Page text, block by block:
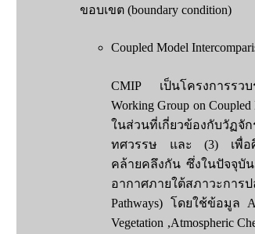
ขอบเขต (boundary condition)
Coupled Model
CMIP เป็นโครงการรว
Working Group on
ในส่วนที่เกี่ยวข้องกับวัฏ
ทศวรรษ และ (3) เพื่อศึก
คล้ายคลึงกัน ซึ่งในปัจจุบั
อากาศภายใต้สภาวะการ
Pathways) โดยใช้ข้อมูล
Vegetation ,Atmospheric